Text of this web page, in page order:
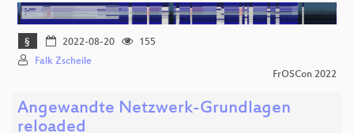
§ 2022-08-20
155
Falk Zscheile
FrOSCon 2022
Angewandte Netzwerk-Grundlagen
reloaded